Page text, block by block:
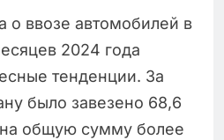
о ввозе автомобилей в
2024 года
тенденции. За
было завезено 68,6
общую сумму более